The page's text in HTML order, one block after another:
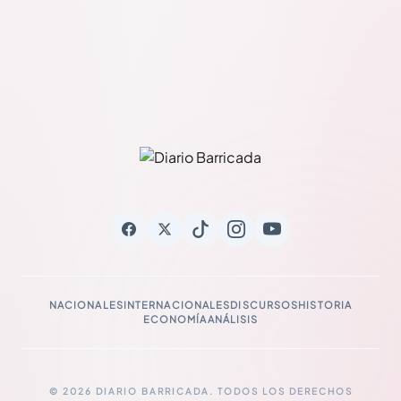
NACIONALESINTERNACIONALESDISCURSOSHISTORIA
ECONOMÍAANÁLISIS
© 2026 DIARIO BARRICADA. TODOS LOS DERECHOS